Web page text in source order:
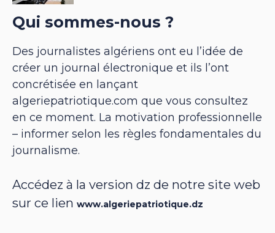
Qui sommes-nous ?
Des journalistes algériens ont eu l’idée de
créer un journal électronique et ils l’ont
concrétisée en lançant
algeriepatriotique.com que vous consultez
en ce moment. La motivation professionnelle
– informer selon les règles fondamentales du
journalisme.
Accédez à la version dz de notre site web
sur ce lien www.algeriepatriotique.dz